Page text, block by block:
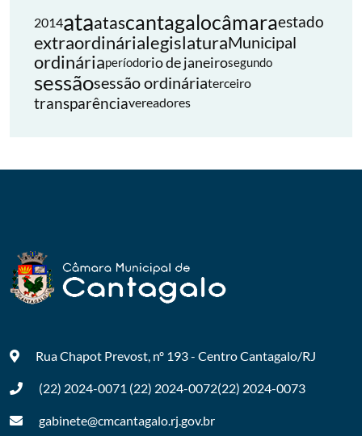
2014ataatascantagalocâmaraestado
extraordinárialegislaturaMunicipal
ordináriaperíodorio de janeirosegundo
sessãosessão ordináriaterceiro
transparênciavereadores
Rua Chapot Prevost, nº 193 - CentroCantagalo/RJ
(22) 2024-0071 (22) 2024-0072(22) 2024-0073
gabinete@cmcantagalo.rj.gov.br